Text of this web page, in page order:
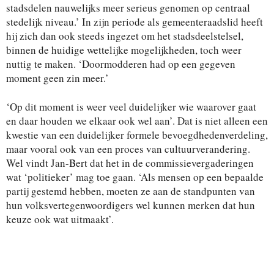
stadsdelen nauwelijks meer serieus genomen op centraal
stedelijk niveau.’ In zijn periode als gemeenteraadslid heeft
hij zich dan ook steeds ingezet om het stadsdeelstelsel,
binnen de huidige wettelijke mogelijkheden, toch weer
nuttig te maken. ‘Doormodderen had op een gegeven
moment geen zin meer.’
‘Op dit moment is weer veel duidelijker wie waarover gaat
en daar houden we elkaar ook wel aan’. Dat is niet alleen een
kwestie van een duidelijker formele bevoegdhedenverdeling,
maar vooral ook van een proces van cultuurverandering.
Wel vindt Jan-Bert dat het in de commissievergaderingen
wat ‘politieker’ mag toe gaan. ‘Als mensen op een bepaalde
partij gestemd hebben, moeten ze aan de standpunten van
hun volksvertegenwoordigers wel kunnen merken dat hun
keuze ook wat uitmaakt’.